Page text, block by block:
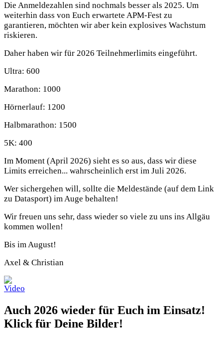
Die Anmeldezahlen sind nochmals besser als 2025. Um
weiterhin dass von Euch erwartete APM-Fest zu
garantieren, möchten wir aber kein explosives Wachstum
riskieren.
Daher haben wir für 2026 Teilnehmerlimits eingeführt.
Ultra: 600
Marathon: 1000
Hörnerlauf: 1200
Halbmarathon: 1500
5K: 400
Im Moment (April 2026) sieht es so aus, dass wir diese
Limits erreichen... wahrscheinlich erst im Juli 2026.
Wer sichergehen will, sollte die Meldestände (auf dem Link
zu Datasport) im Auge behalten!
Wir freuen uns sehr, dass wieder so viele zu uns ins Allgäu
kommen wollen!
Bis im August!
Axel & Christian
Auch 2026 wieder für Euch im Einsatz!
Klick für Deine Bilder!